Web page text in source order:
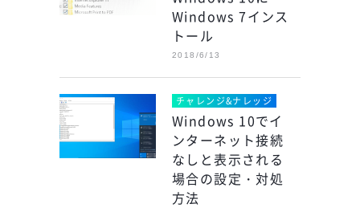
Windows 7インス
トール
2018/6/13
チャレンジ&ナレッジ
Windows 10でイ
ンターネット接続
なしと表示される
場合の設定・対処
方法